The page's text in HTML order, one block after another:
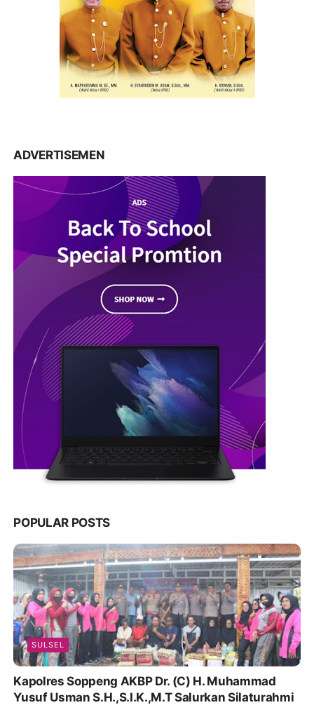
ADVERTISEMEN
POPULAR POSTS
SULSEL
Kapolres Soppeng AKBP Dr. (C) H. Muhammad
Yusuf Usman S.H.,S.I.K.,M.T Salurkan Silaturahmi